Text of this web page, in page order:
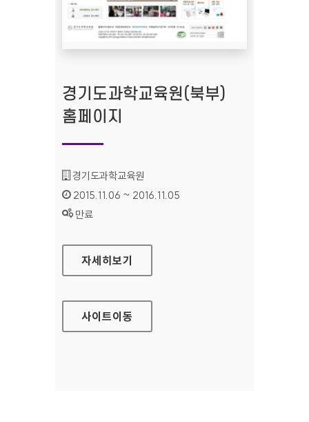
경기도과학교육원(북부)
홈페이지
기관명 :
경기도과학교육원
인증기간 :
2015.11.06 ~ 2016.11.05
상태 :
만료
경기도과학교육원(북부) 홈페이지
자세히보기
사이트이동